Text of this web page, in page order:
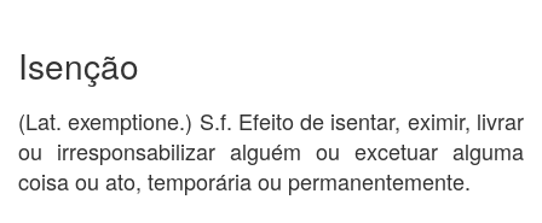
Isenção
(Lat. exemptione.) S.f. Efeito de isentar, eximir, livrar
ou irresponsabilizar alguém ou excetuar alguma
coisa ou ato, temporária ou permanentemente.